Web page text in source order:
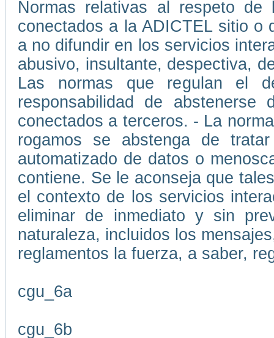
Normas relativas al respeto
conectados a la ADICTEL sitio o
a no difundir en los servicios
abusivo, insultante, despectiva,
Las normas que regulan el
responsabilidad de
conectados a terceros. - La
rogamos se abstenga de
automatizado de datos o
contiene. Se le aconseja que
el contexto de los servicios
eliminar de inmediato y sin
naturaleza, incluidos los
reglamentos la fuerza, a saber,
cgu_6a
cgu_6b